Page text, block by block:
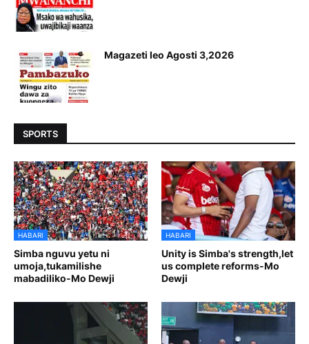
Magazeti leo Agosti 3,2026
SPORTS
HABARI
Simba nguvu yetu ni
umoja,tukamilishe
mabadiliko-Mo Dewji
HABARI
Unity is Simba's strength,let
us complete reforms-Mo
Dewji